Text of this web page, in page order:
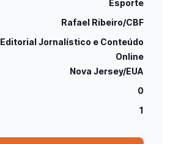
Esporte
Rafael Ribeiro/CBF
Editorial Jornalístico e Conteúdo
Online
Nova Jersey/EUA
0
1